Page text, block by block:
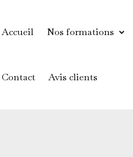
Accueil Nos formations
Contact Avis clients